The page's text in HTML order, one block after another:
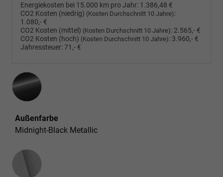
Energiekosten bei 15.000 km pro Jahr: 1.386,48 €
CO2 Kosten (niedrig) (Kosten Durchschnitt 10 Jahre):
1.080,- €
CO2 Kosten (mittel) (Kosten Durchschnitt 10 Jahre): 2.565,- €
CO2 Kosten (hoch) (Kosten Durchschnitt 10 Jahre): 3.960,- €
Jahressteuer:71,- €
Außenfarbe
Midnight-Black Metallic
Innenausstattung